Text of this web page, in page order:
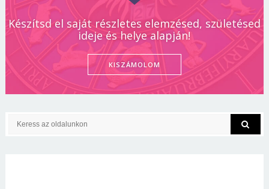
Készítsd el saját részletes elemzésed, születésed
ideje és helye alapján!
KISZÁMOLOM